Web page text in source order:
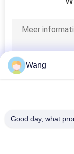
Wang
Good day, what